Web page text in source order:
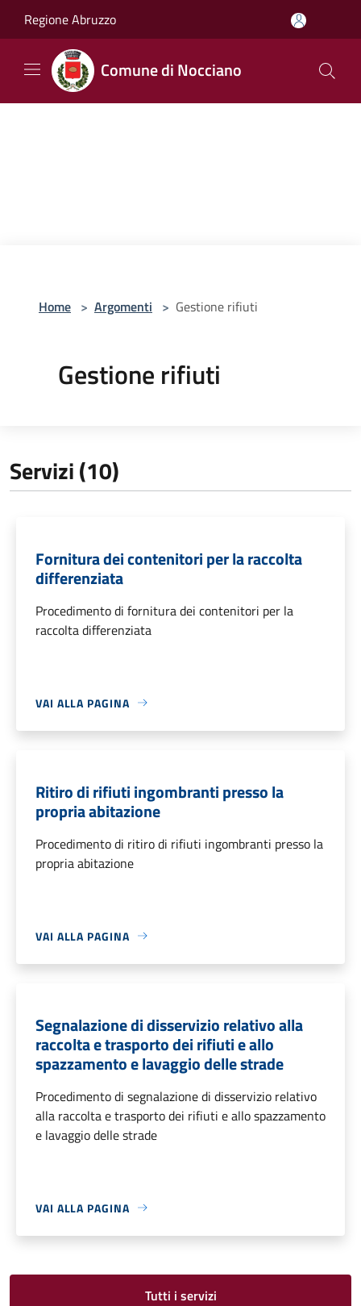
Regione Abruzzo
Comune di Nocciano
Home > Argomenti > Gestione rifiuti
Gestione rifiuti
Servizi (10)
Fornitura dei contenitori per la raccolta
differenziata
Procedimento di fornitura dei contenitori per la
raccolta differenziata
VAI ALLA PAGINA
Ritiro di rifiuti ingombranti presso la
propria abitazione
Procedimento di ritiro di rifiuti ingombranti presso la
propria abitazione
VAI ALLA PAGINA
Segnalazione di disservizio relativo alla
raccolta e trasporto dei rifiuti e allo
spazzamento e lavaggio delle strade
Procedimento di segnalazione di disservizio relativo
alla raccolta e trasporto dei rifiuti e allo spazzamento
e lavaggio delle strade
VAI ALLA PAGINA
Tutti i servizi